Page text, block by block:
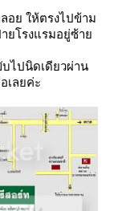
อย ให้ตรงไปข้าม
ยโรงแรมอยู่ซ้า
ไปนิดเดียวผ่าน
เลยค่ะ